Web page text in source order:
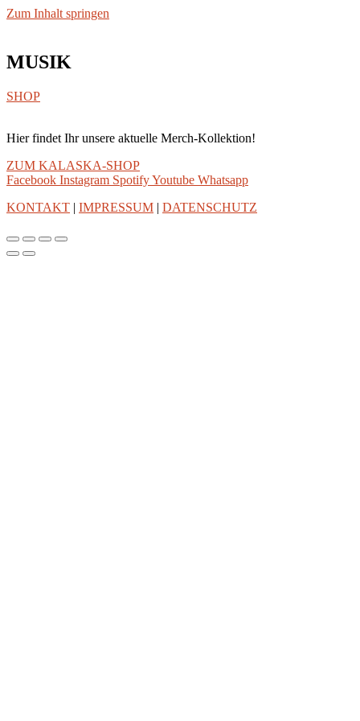
Zum Inhalt springen
MUSIK
SHOP
Hier findet Ihr unsere aktuelle Merch-Kollektion!
ZUM KALASKA-SHOP
Facebook Instagram SpotifyYoutube Whatsapp
KONTAKT | IMPRESSUM | DATENSCHUTZ